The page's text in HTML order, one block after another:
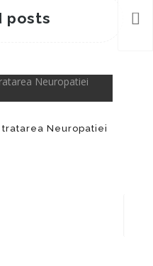
posts
Neuropatiei